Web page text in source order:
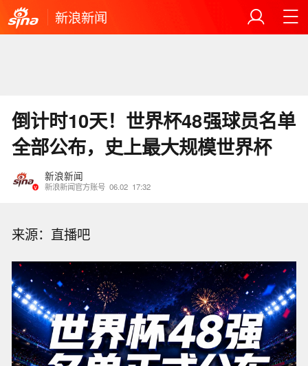
新浪新闻
倒计时10天！世界杯48强球员名单
全部公布，史上最大规模世界杯
新浪新闻
新浪新闻官方账号 06.02 17:32
来源：直播吧